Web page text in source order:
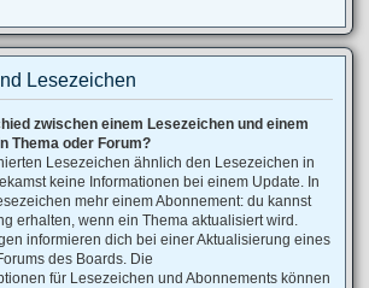
Lesezeichen
zwischen einem Lesezeichen und einem
Thema oder Forum?
Lesezeichen ähnlich den Lesezeichen in
keine Informationen bei einem Update. In
mehr einem Abonnement: du kannst
erhalten, wenn ein Thema aktualisiert wird.
informieren dich bei einer Aktualisierung eines
des Boards. Die
für Lesezeichen und Abonnements können